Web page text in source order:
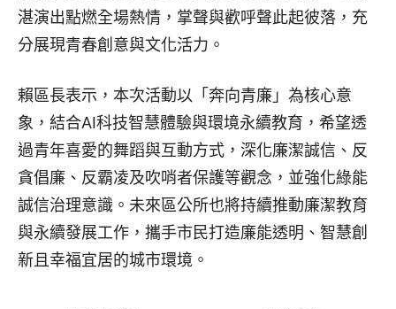
湛演出點燃全場熱情，掌聲與歡呼聲此起彼落，充
分展現青春創意與文化活力。
賴區長表示，本次活動以「奔向青廉」為核心意
象，結合AI科技智慧體驗與環境永續教育，希望透
過青年喜愛的舞蹈與互動方式，深化廉潔誠信、反
貪倡廉、反霸凌及吹哨者保護等觀念，並強化綠能
誠信治理意識。未來區公所也將持續推動廉潔教育
與永續發展工作，攜手市民打造廉能透明、智慧創
新且幸福宜居的城市環境。